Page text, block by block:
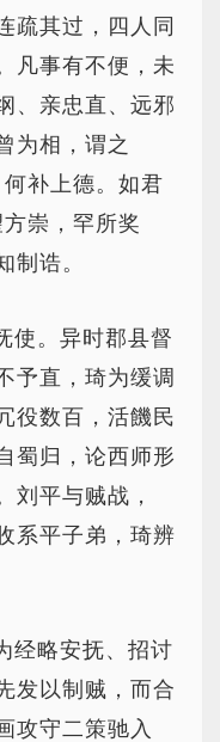
疏其过，四人同
凡事有不便，未
、亲忠直、远邪
为相，谓之
补上德。如君
崇，罕所奖
制诰。
使。异时郡县督
予直，琦为缓调
役数百，活饑民
蜀归，论西师形
刘平与贼战，
系平子弟，琦辨
经略安抚、招讨
发以制贼，而合
攻守二策驰入